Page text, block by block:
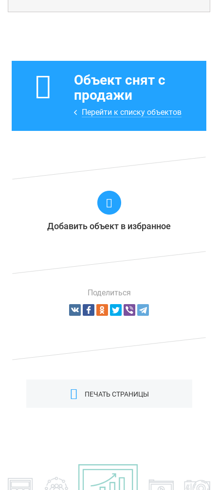
Объект снят с
продажи
Перейти к списку объектов
Добавить объект в избранное
Поделиться
ПЕЧАТЬ СТРАНИЦЫ